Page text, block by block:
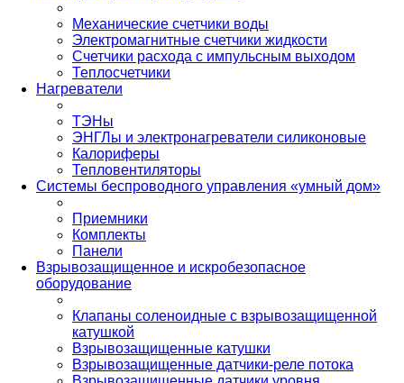
Механические счетчики воды
Электромагнитные счетчики жидкости
Счетчики расхода с импульсным выходом
Теплосчетчики
Нагреватели
ТЭНы
ЭНГЛы и электронагреватели силиконовые
Калориферы
Тепловентиляторы
Системы беспроводного управления «умный дом»
Приемники
Комплекты
Панели
Взрывозащищенное и искробезопасное
оборудование
Клапаны соленоидные с взрывозащищенной
катушкой
Взрывозащищенные катушки
Взрывозащищенные датчики-реле потока